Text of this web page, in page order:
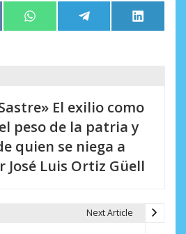
Compartir
en
WhatsApp Compartir
en
Telegram
en
LinkedIn
El exilio como
peso de la patria y
quien se niega a
José Luis Ortiz Güell
Next Article